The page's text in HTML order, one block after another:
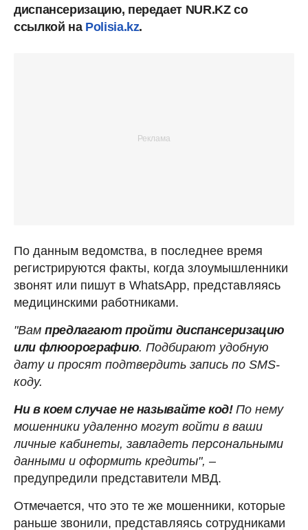
диспансеризацию, передает NUR.KZ со
ссылкой на Polisia.kz.
По данным ведомства, в последнее время
регистрируются факты, когда злоумышленники
звонят или пишут в WhatsApp, представляясь
медицинскими работниками.
"Вам предлагают пройти диспансеризацию
или флюорографию. Подбирают удобную
дату и просят подтвердить запись по SMS-
коду.
Ни в коем случае не называйте код!По нему
мошенники удаленно могут войти в ваши
личные кабинеты, завладеть персональными
данными и оформить кредиты", –
предупредили представители МВД.
Отмечается, что это те же мошенники, которые
раньше звонили, представляясь сотрудниками